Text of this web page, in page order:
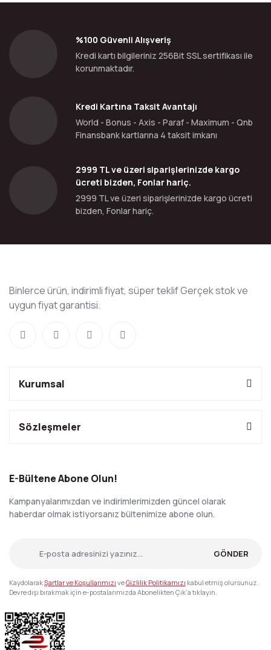
%100 Güvenli Alışveriş
Kredi kartı bilgileriniz 256Bit SSL sertifikası ile
korunmaktadır.
Kredi Kartına Taksit Avantajı
World - Bonus - Axis - Paraf - Maximum - Qnb
Finansbank kartlarına 4 taksit imkanı
2999 TL ve üzeri siparişlerinizde kargo
ücreti bizden, Fonlar hariç.
2999 TL ve üzeri siparişlerinizde kargo ücreti
bizden, Fonlar hariç.
Binlerce ürün, indirimli fiyat, süper teklif Gerçek stok ve
uygun fiyat garantisi.
Kurumsal
Sözleşmeler
E-Bültene Abone Olun!
Kampanyalarımızdan ve indirimlerimizden güncel olarak
haberdar olmak istiyorsanız bültenimize abone olun.
GÖNDER
KaydolarakŞartlar ve Koşullarımızı veGizlilik Politikamızı kabul etmiş olursunuz.
Devre dışı bırakmak için e-postalarımızda Abonelikten Çık'a tıklayın.